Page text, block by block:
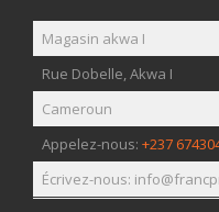
Magasin akwa I
Rue Dobelle, Akwa I
Cameroun
Appelez-nous: +237
Écrivez-nous: